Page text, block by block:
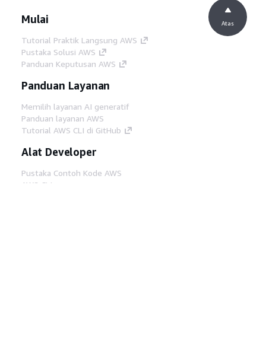
Mulai
Tutorial Praktik Langsung AWS
Pustaka Solusi AWS
Panduan Keputusan AWS
Panduan Layanan
Memilih layanan AI generatif
Panduan layanan AWS
Tutorial AWS CLI di GitHub
Alat Developer
Pustaka Contoh Kode AWS
AWS CLI
Atas